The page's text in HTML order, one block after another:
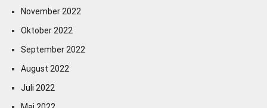
November 2022
Oktober 2022
September 2022
August 2022
Juli 2022